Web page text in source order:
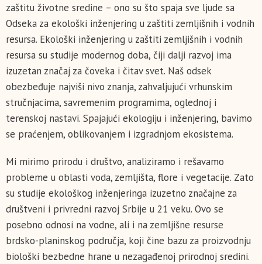
zaštitu životne sredine – ono su što spaja sve ljude sa
Odseka za ekološki inženjering u zaštiti zemljišnih i vodnih
resursa. Ekološki inženjering u zaštiti zemljišnih i vodnih
resursa su studije modernog doba, čiji dalji razvoj ima
izuzetan značaj za čoveka i čitav svet. Naš odsek
obezbeđuje najviši nivo znanja, zahvaljujući vrhunskim
stručnjacima, savremenim programima, oglednoj i
terenskoj nastavi. Spajajući ekologiju i inženjering, bavimo
se praćenjem, oblikovanjem i izgradnjom ekosistema.
Mi mirimo prirodu i društvo, analiziramo i rešavamo
probleme u oblasti voda, zemljišta, flore i vegetacije. Zato
su studije ekološkog inženjeringa izuzetno značajne za
društveni i privredni razvoj Srbije u 21 veku. Ovo se
posebno odnosi na vodne, ali i na zemljišne resurse
brdsko-planinskog područja, koji čine bazu za proizvodnju
biološki bezbedne hrane u nezagađenoj prirodnoj sredini.